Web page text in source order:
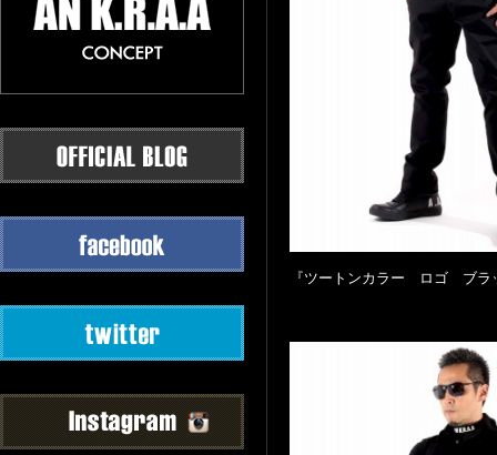
『ツートンカラー ロゴ ブラ